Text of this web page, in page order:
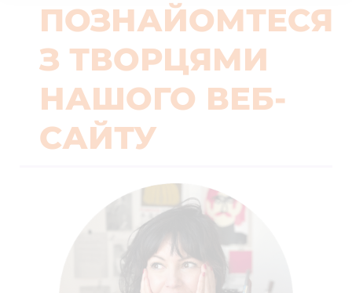
ПОЗНАЙОМТЕСЯ
З ТВОРЦЯМИ
НАШОГО ВЕБ-
САЙТУ